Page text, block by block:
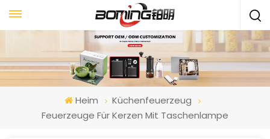
Heim
Küchenfeuerzeug
Feuerzeuge Für Kerzen Mit Taschenlampe